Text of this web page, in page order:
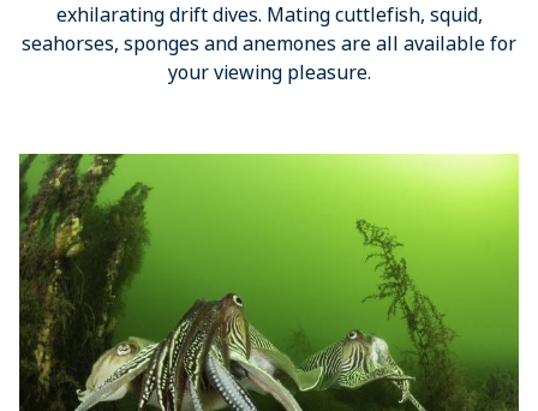
exhilarating drift dives. Mating cuttlefish, squid,
seahorses, sponges and anemones are all available for
your viewing pleasure.